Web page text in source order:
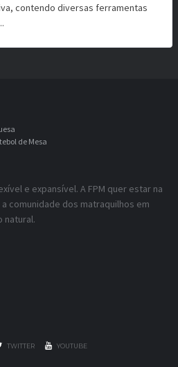
contendo diversas ferramentas
de Mesa
e expansível. A FPM quer estar na
comunidade dos matraquilhos em
natural.
TWITTER YOUTUBE